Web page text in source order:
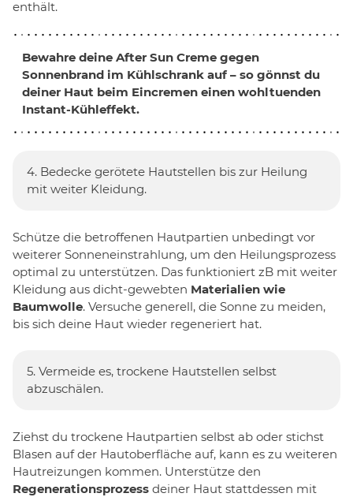
enthält.
Bewahre deine After Sun Creme gegen
Sonnenbrand im Kühlschrank auf – so gönnst du
deiner Haut beim Eincremen einen wohltuenden
Instant-Kühleffekt.
4. Bedecke gerötete Hautstellen bis zur Heilung
mit weiter Kleidung.
Schütze die betroffenen Hautpartien unbedingt vor
weiterer Sonneneinstrahlung, um den Heilungsprozess
optimal zu unterstützen. Das funktioniert zB mit weiter
Kleidung aus dicht-gewebten Materialien wie
Baumwolle. Versuche generell, die Sonne zu meiden,
bis sich deine Haut wieder regeneriert hat.
5. Vermeide es, trockene Hautstellen selbst
abzuschälen.
Ziehst du trockene Hautpartien selbst ab oder stichst
Blasen auf der Hautoberfläche auf, kann es zu weiteren
Hautreizungen kommen. Unterstütze den
Regenerationsprozess deiner Haut stattdessen mit